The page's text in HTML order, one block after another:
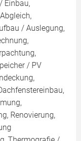
Einbau,
/ Auslegung,
/ PV
Renovierung,